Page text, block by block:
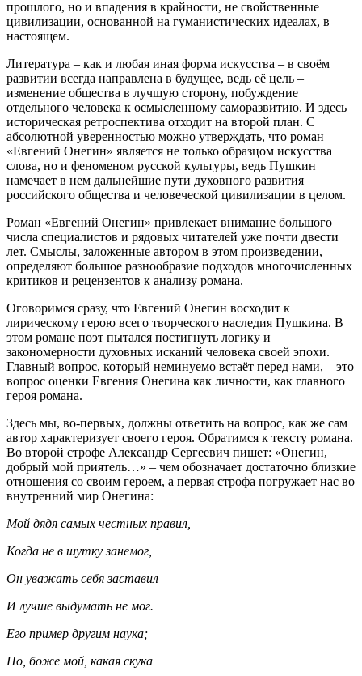
прошлого, но и впадения в крайности, не свойственные
цивилизации, основанной на гуманистических идеалах, в
настоящем.
Литература – как и любая иная форма искусства – в своём
развитии всегда направлена в будущее, ведь её цель –
изменение общества в лучшую сторону, побуждение
отдельного человека к осмысленному саморазвитию. И здесь
историческая ретроспектива отходит на второй план. С
абсолютной уверенностью можно утверждать, что роман
«Евгений Онегин» является не только образцом искусства
слова, но и феноменом русской культуры, ведь Пушкин
намечает в нем дальнейшие пути духовного развития
российского общества и человеческой цивилизации в целом.
Роман «Евгений Онегин» привлекает внимание большого
числа специалистов и рядовых читателей уже почти двести
лет. Смыслы, заложенные автором в этом произведении,
определяют большое разнообразие подходов многочисленных
критиков и рецензентов к анализу романа.
Оговоримся сразу, что Евгений Онегин восходит к
лирическому герою всего творческого наследия Пушкина. В
этом романе поэт пытался постигнуть логику и
закономерности духовных исканий человека своей эпохи.
Главный вопрос, который неминуемо встаёт перед нами, – это
вопрос оценки Евгения Онегина как личности, как главного
героя романа.
Здесь мы, во-первых, должны ответить на вопрос, как же сам
автор характеризует своего героя. Обратимся к тексту романа.
Во второй строфе Александр Сергеевич пишет: «Онегин,
добрый мой приятель…» – чем обозначает достаточно близкие
отношения со своим героем, а первая строфа погружает нас во
внутренний мир Онегина:
Мой дядя самых честных правил,
Когда не в шутку занемог,
Он уважать себя заставил
И лучше выдумать не мог.
Его пример другим наука;
Но, боже мой, какая скука